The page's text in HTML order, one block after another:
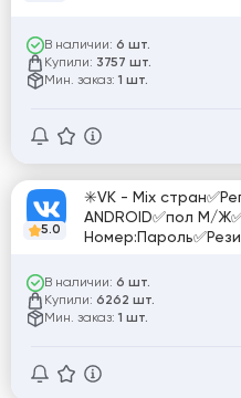
В наличии: 6 шт.
Купили: 3757 шт.
Мин. заказ: 1 шт.
5.0
✳️VK - Mix
ANDROID✅пол М/
В наличии: 6 шт.
Купили: 6262 шт.
Мин. заказ: 1 шт.